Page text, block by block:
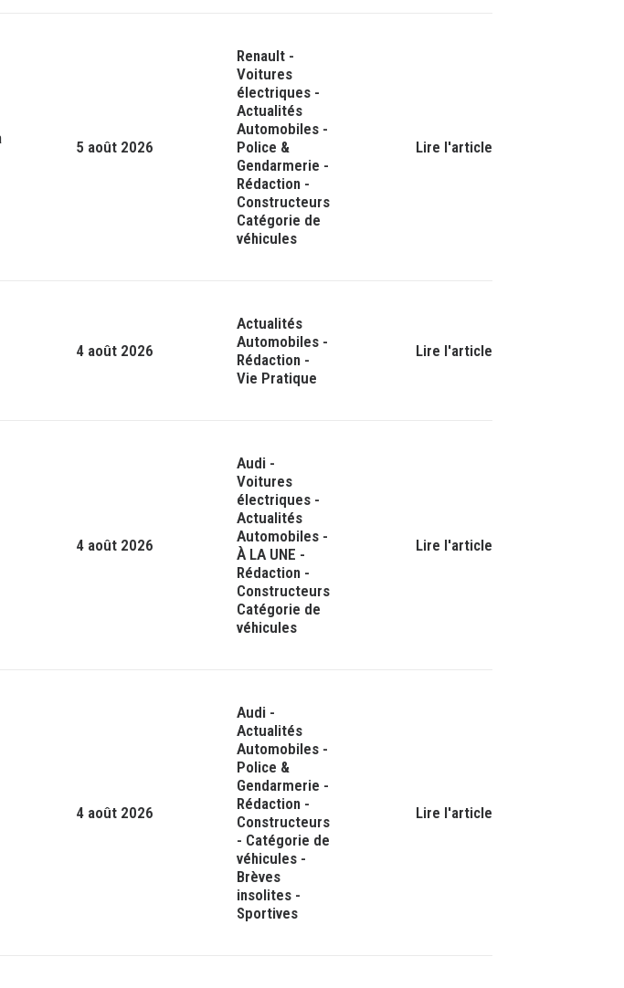
5 août 2026
Renault -
Voitures
électriques -
Actualités
Automobiles -
Police &
Gendarmerie -
Rédaction -
Constructeurs
Catégorie de
véhicules
Lire l'article
4 août 2026
Actualités
Automobiles -
Rédaction -
Vie Pratique
Lire l'article
4 août 2026
Audi -
Voitures
électriques -
Actualités
Automobiles -
À LA UNE -
Rédaction -
Constructeurs
Catégorie de
véhicules
Lire l'article
4 août 2026
Audi -
Actualités
Automobiles -
Police &
Gendarmerie -
Rédaction -
Constructeurs
- Catégorie de
véhicules -
Brèves
insolites -
Sportives
Lire l'article